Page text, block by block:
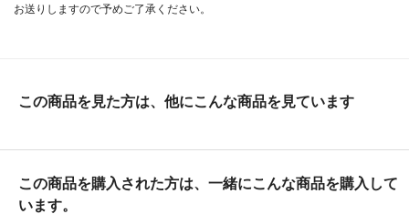
お送りしますので予めご了承ください。
この商品を見た方は、他にこんな商品を見ています
この商品を購入された方は、一緒にこんな商品を購入して
います。